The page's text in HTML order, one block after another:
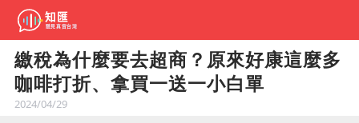
繳稅為什麼要去超商？原來好康這麼多
咖啡打折、拿買一送一小白單
2024/04/29